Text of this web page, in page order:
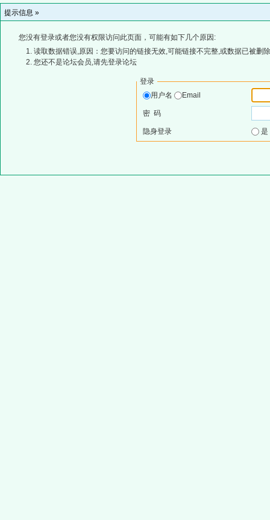
提示信息 »
您没有登录或者您没有权限访问此页面，可能有如下几个原因:
读取数据错误,原因：您要访问的链接无效,可能链接不完整,或数据已被删
您还不是论坛会员,请先登录论坛
登录
用户名
Email
密 码
隐身登录